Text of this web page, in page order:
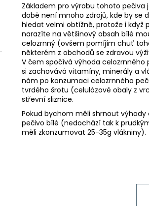
Základem pro výrobu tohoto pečiva
době není mnoho zdrojů, kde by se
hledat velmi obtížně, protože i když
narazíte na většinový obsah bílé
celozrnný (ovšem pomíjím chuť
některém z obchodů se zdravou
V čem spočívá výhoda celozrnného
si zachovává vitamíny, minerály a
nám po konzumaci celozrnného
tvrdého šrotu (celulózové obaly z
střevní sliznice.
Pokud bychom měli shrnout
pečivo bílé (nedochází tak k
měli zkonzumovat 25-35g vlákniny).